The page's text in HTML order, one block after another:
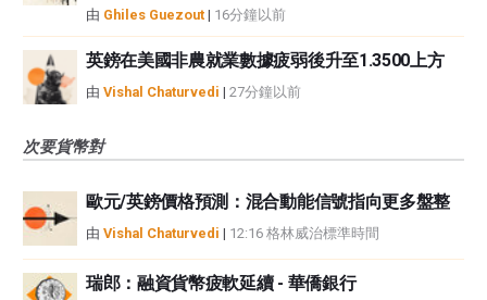
由 Ghiles Guezout | 16分鐘以前
英鎊在美國非農就業數據疲弱後升至1.3500上方
由 Vishal Chaturvedi | 27分鐘以前
次要貨幣對
歐元/英鎊價格預測：混合動能信號指向更多盤整
由 Vishal Chaturvedi | 12:16 格林威治標準時間
瑞郎：融資貨幣疲軟延續 - 華僑銀行